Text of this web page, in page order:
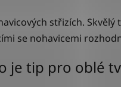
střizích.
se nohavicemi
je tip pro oblé